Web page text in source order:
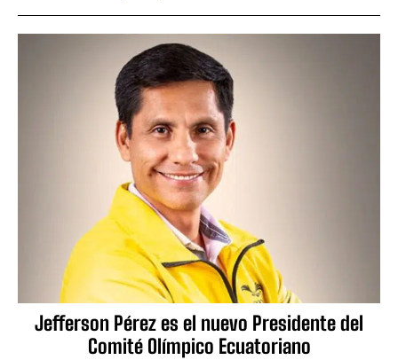
Jefferson Pérez es el nuevo Presidente del
Comité Olímpico Ecuatoriano